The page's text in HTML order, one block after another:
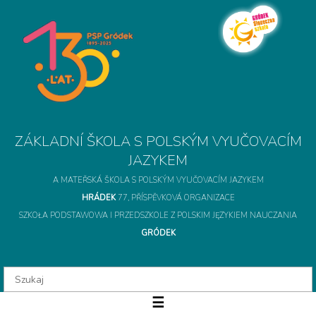
ZÁKLADNÍ ŠKOLA S
A MATEŘSKÁ ŠKOLA S POLSKÝM VYUČOVACÍM JAZYKEM
HRÁDEK77, PŘÍSPĚVKOVÁ ORGANIZACE
SZKOŁA PODSTAWOWA I PRZEDSZKOLE Z POLSKIM JĘZYKIEM NAUCZANIA
GRÓDEK
☰